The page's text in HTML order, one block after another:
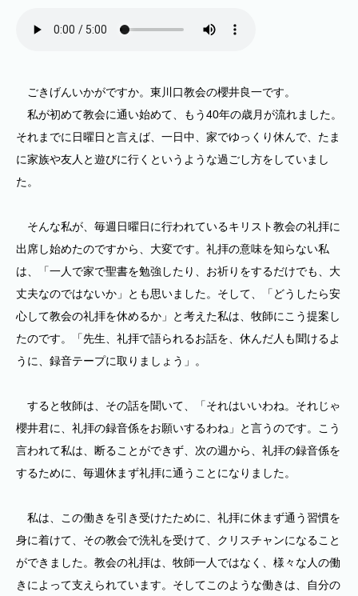
ごきげんいかがですか。東川口教会の櫻井良一です。
私が初めて教会に通い始めて、もう40年の歳月が流れました。
それまでに日曜日と言えば、一日中、家でゆっくり休んで、たま
に家族や友人と遊びに行くというような過ごし方をしていまし
た。
そんな私が、毎週日曜日に行われているキリスト教会の礼拝に
出席し始めたのですから、大変です。礼拝の意味を知らない私
は、「一人で家で聖書を勉強したり、お祈りをするだけでも、大
丈夫なのではないか」とも思いました。そして、「どうしたら安
心して教会の礼拝を休めるか」と考えた私は、牧師にこう提案し
たのです。「先生、礼拝で語られるお話を、休んだ人も聞けるよ
うに、録音テープに取りましょう」。
すると牧師は、その話を聞いて、「それはいいわね。それじゃ
櫻井君に、礼拝の録音係をお願いするわね」と言うのです。こう
言われて私は、断ることができず、次の週から、礼拝の録音係を
するために、毎週休まず礼拝に通うことになりました。
私は、この働きを引き受けたために、礼拝に休まず通う習慣を
身に着けて、その教会で洗礼を受けて、クリスチャンになること
ができました。教会の礼拝は、牧師一人ではなく、様々な人の働
きによって支えられています。そしてこのような働きは、自分の